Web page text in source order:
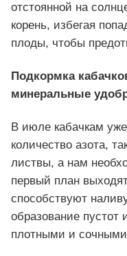
отстоянной на
корень, избегая
плоды, чтобы
Подкормка
минеральные
В июле кабачкам
количество азота,
листвы, а нам
первый план
способствуют
образование пустот
плотными и